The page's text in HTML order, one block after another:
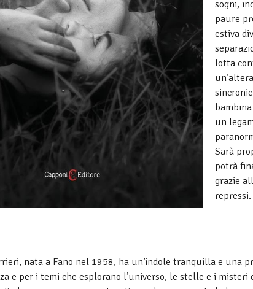
sogni,
paure
estiva
lotta
un
Sarà
potrà
grazie
repressi.
nata a Fano nel 1958, ha un’indole tranquilla e una
e per i temi che esplorano l’universo, le stelle e i